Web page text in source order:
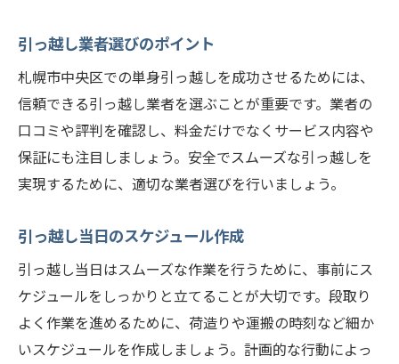
引っ越し経験者が教える成功する引っ越しの秘
訣
実際の引っ越し体験談から学ぶポイント
引っ越し成功者が実践した準備の方法
失敗を避けるためのチェックリスト
引っ越しのプロが教える効率的な方法
引っ越し後のアフターケアの重要性
引っ越し業者選びのポイント
札幌市中央区での単身引っ越しを成功させるためには、
信頼できる引っ越し業者を選ぶことが重要です。業者の
口コミや評判を確認し、料金だけでなくサービス内容や
保証にも注目しましょう。安全でスムーズな引っ越しを
実現するために、適切な業者選びを行いましょう。
引っ越し当日のスケジュール作成
引っ越し当日はスムーズな作業を行うために、事前にス
ケジュールをしっかりと立てることが大切です。段取り
よく作業を進めるために、荷造りや運搬の時刻など細か
いスケジュールを作成しましょう。計画的な行動によっ